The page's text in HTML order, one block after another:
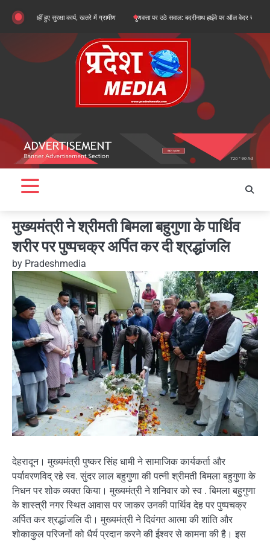
content
हुए सुरक्षा कार्य, खतरे में ग्रामीण गुणवत्ता पर उठे सवाल: बदरीनाथ हाईवे पर ऑल वेदर रोड के सुधारीकरण
मुख्यमंत्री ने श्रीमती बिमला बहुगुणा के पार्थिव
शरीर पर पुष्पचक्र अर्पित कर दी श्रद्धांजलि
by Pradeshmedia
देहरादून। मुख्यमंत्री पुष्कर सिंह धामी ने सामाजिक कार्यकर्ता और
पर्यावरणविद् रहे स्व. सुंदर लाल बहुगुणा की पत्नी श्रीमती बिमला बहुगुणा के
निधन पर शोक व्यक्त किया। मुख्यमंत्री ने शनिवार को स्व . बिमला बहुगुणा
के शास्त्री नगर स्थित आवास पर जाकर उनकी पार्थिव देह पर पुष्पचक्र
अर्पित कर श्रद्धांजलि दी। मुख्यमंत्री ने दिवंगत आत्मा की शांति और
शोकाकुल परिजनों को धैर्य प्रदान करने की ईश्वर से कामना की है। इस